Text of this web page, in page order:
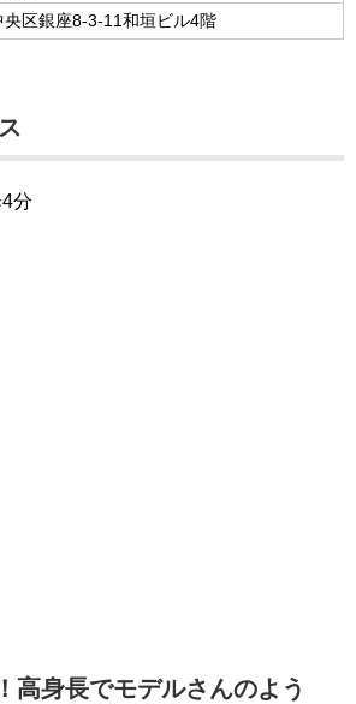
央区銀座8-3-11和垣ビル4階
分
高身長でモデルさんのよう